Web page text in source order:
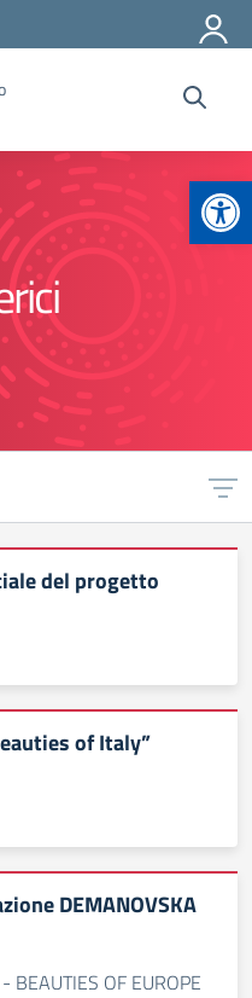
del progetto
of Italy”
DEMANOVSKA
BEAUTIES OF EUROPE